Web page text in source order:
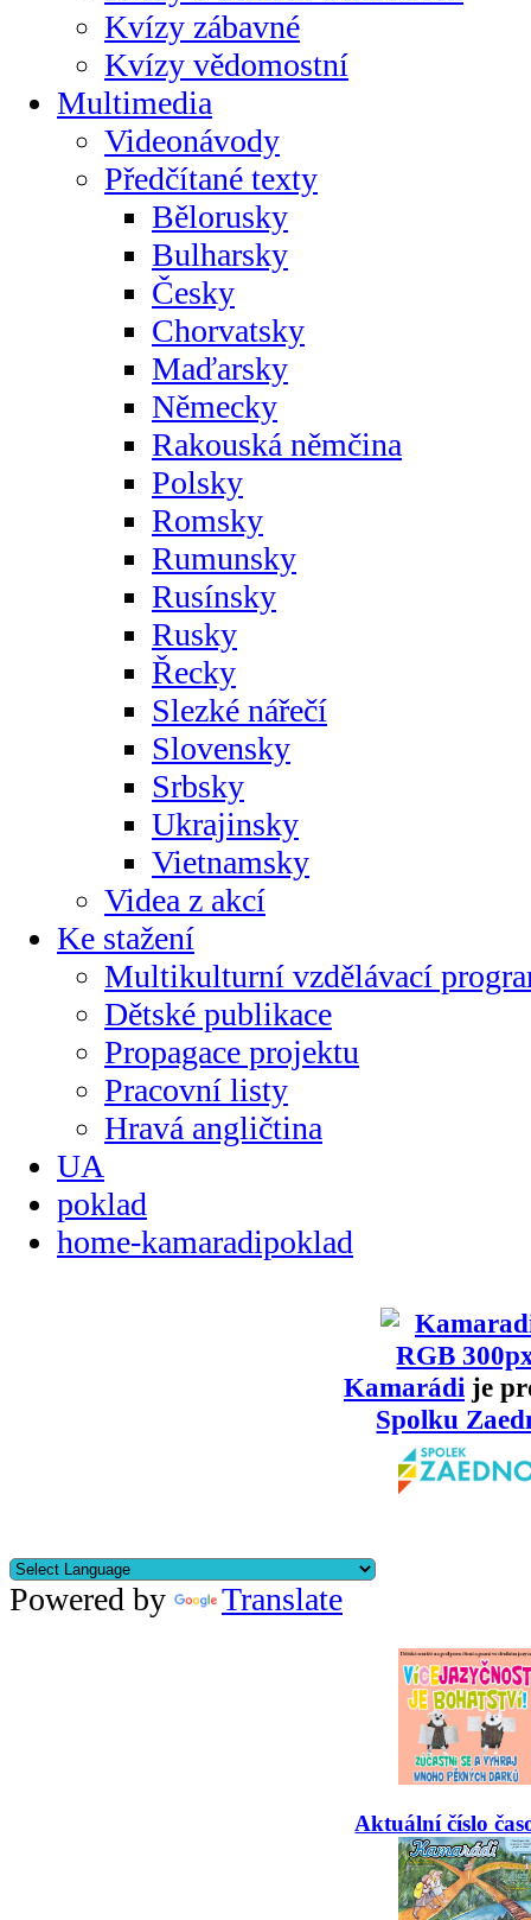
Kvízy zábavné
Kvízy vědomostní
Multimedia
Videonávody
Předčítané texty
Bělorusky
Bulharsky
Česky
Chorvatsky
Maďarsky
Německy
Rakouská němčina
Polsky
Romsky
Rumunsky
Rusínsky
Rusky
Řecky
Slezké nářečí
Slovensky
Srbsky
Ukrajinsky
Vietnamsky
Videa z akcí
Ke stažení
Multikulturní vzdělávací
Dětské publikace
Propagace projektu
Pracovní listy
Hravá angličtina
UA
poklad
home-kamaradipoklad
Kamarádi je
Spolku
Powered by Translate
Aktuální číslo